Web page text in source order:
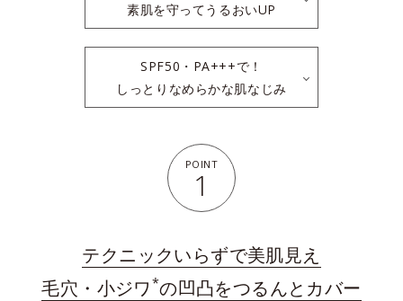
素肌を守ってうるおいUP
SPF50・PA+++で！
しっとりなめらかな肌なじみ
POINT
1
テクニックいらずで美肌見え
毛穴・小ジワ *の凹凸をつるんとカバー